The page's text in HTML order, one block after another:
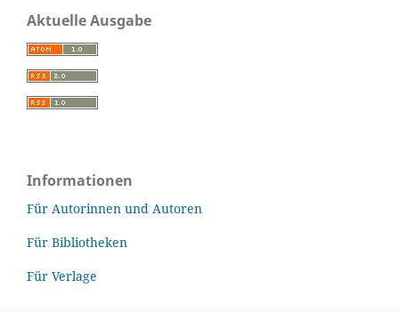
Aktuelle Ausgabe
Informationen
Für Autorinnen und Autoren
Für Bibliotheken
Für Verlage